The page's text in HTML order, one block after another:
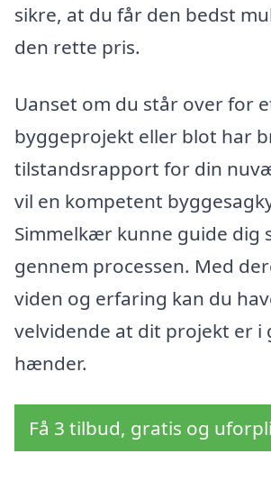
sikre, at du får den bedst
den rette pris.
Uanset om du står over for
byggeprojekt eller blot har
tilstandsrapport for din
vil en kompetent
Simmelkær kunne guide dig
gennem processen. Med
viden og erfaring kan du
velvidende at dit projekt er i
hænder.
Få 3 tilbud, gratis og